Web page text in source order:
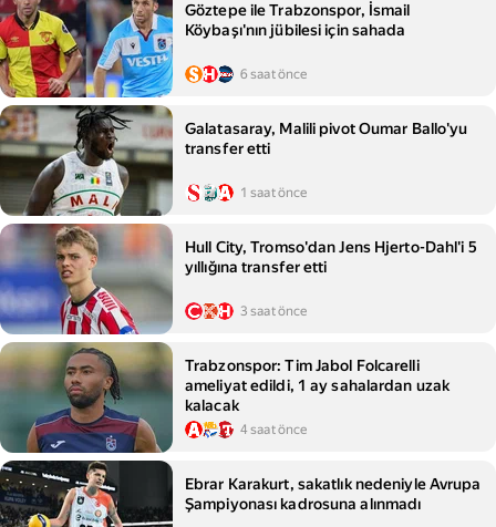
Göztepe ile Trabzonspor, İsmail
Köybaşı'nın jübilesi için sahada
6 saat önce
Galatasaray, Malili pivot Oumar Ballo'yu
transfer etti
1 saat önce
Hull City, Tromso'dan Jens Hjerto-Dahl'i 5
yıllığına transfer etti
3 saat önce
Trabzonspor: Tim Jabol Folcarelli
ameliyat edildi, 1 ay sahalardan uzak
kalacak
4 saat önce
Ebrar Karakurt, sakatlık nedeniyle Avrupa
Şampiyonası kadrosuna alınmadı